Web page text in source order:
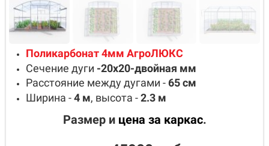
Поликарбонат 4мм АгроЛЮКС
Сечение дуги -20х20-двойная мм
Расстояние между дугами -65см
Ширина -4 м, высота -2.3 м
Размер и цена за каркас.